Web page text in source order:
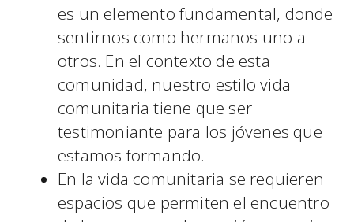
es un elemento fundamental, donde
sentirnos como hermanos uno a
otros. En el contexto de esta
comunidad, nuestro estilo vida
comunitaria tiene que ser
testimoniante para los jóvenes que
estamos formando.
En la vida comunitaria se requieren
espacios que permiten el encuentro